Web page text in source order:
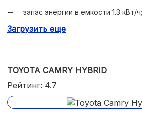
запас энергии в емкости 1.3 кВт/ч;
небольшой багажник 375 л.
Загрузить еще
TOYOTA CAMRY HYBRID
Рейтинг: 4.7